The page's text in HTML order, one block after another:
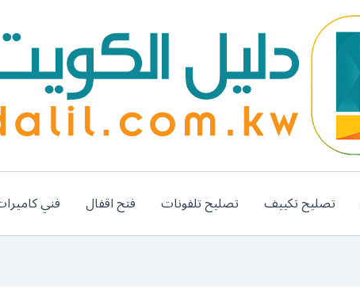
تصليح تكييف تصليح تلفونات فتح اقفال فني